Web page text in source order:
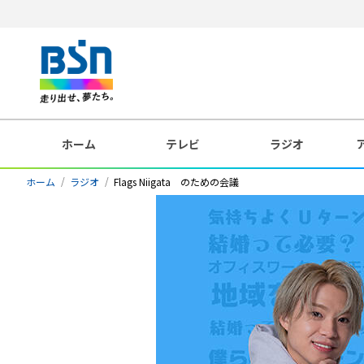
ホーム テレビ ラジオ
ホーム ラジオ Flags Niigata のための会議